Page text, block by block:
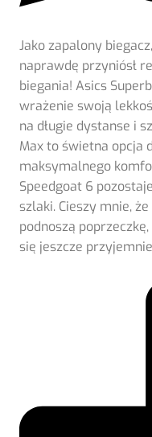
Jako zapalony
naprawdę przyniósł
biegania! Asics
wrażenie swoją
na długie dystanse i
Max to świetna opcja
maksymalnego
Speedgoat 6
szlaki. Cieszy mnie,
podnoszą
się jeszcze